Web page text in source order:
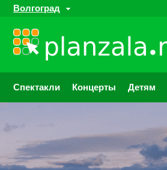
Волгоград
Спектакли Концерты Детям